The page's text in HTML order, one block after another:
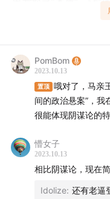
-本期参与者-
姜源 aka 小P（知乎：
郑诗亮（微博：
沙青青（微信公众号
立地）
-时间轴-
美国的历史就是
罗斯柴尔德家族
PomBom
2023.10.13
置顶
哦对了，马亲
间的政治悬案”，我
很能体现阴谋论的
懵女子
2023.10.13
相比阴谋论，现在
Idolize: 还有老逼